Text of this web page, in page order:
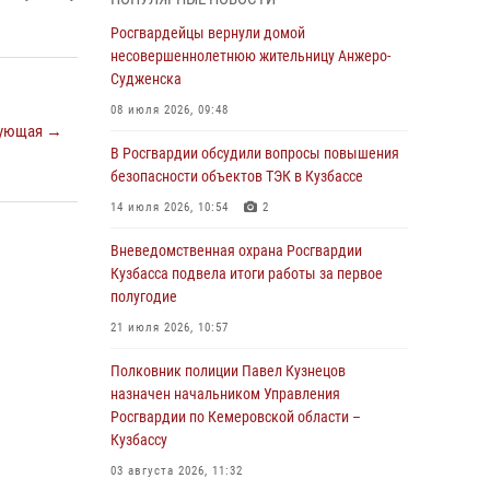
→
Генерал-полковник Олег Плохой поздравил
специалистов организационно-штатных
подразделений Росгвардии с
профессиональным праздником
07 августа 2026, 05:32
С 1 сентября 2026 года вступает в силу новый
федеральный закон о частной охранной
Росгвардейцы задержали предполагаемого
виновника причинения ножевого ранения
Росгвардейцы задержали мужчину,
повредившего имущество горожанки
06 августа 2026, 08:17
Росгвардейцы вернули домой
несовершеннолетнюю жительницу Анжеро-
Судженска
08 июля 2026, 09:48
В Росгвардии обсудили вопросы повышения
безопасности объектов ТЭК в Кузбассе
14 июля 2026, 10:54 2
Вневедомственная охрана Росгвардии
Кузбасса подвела итоги работы за первое
полугодие
21 июля 2026, 10:57
Полковник полиции Павел Кузнецов
назначен начальником Управления
Росгвардии по Кемеровской области –
Кузбассу
03 августа 2026, 11:32